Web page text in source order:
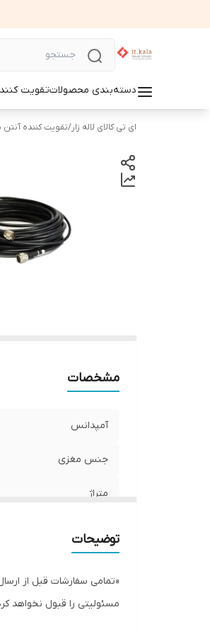
دسته‌بندی محصولاتتقویت
ای تی کالای لاله زار/تقویت کننده آنتن
مشخصات
آمپدانس
جنس مغزی
متراژ
توضیحات
«تمامی سفارشات قبل از
مسئولیتی را قبول نخواهد